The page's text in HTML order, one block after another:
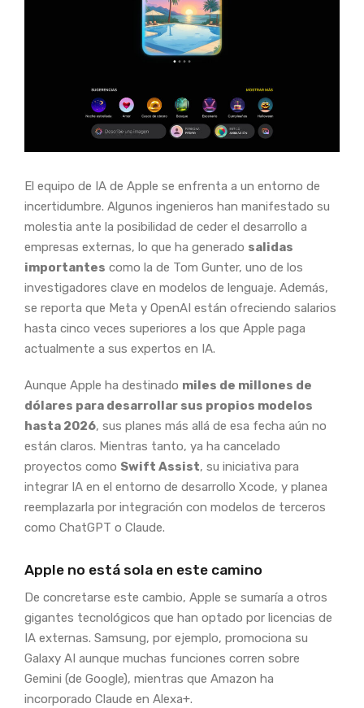
El equipo de IA de Apple se enfrenta a un entorno de
incertidumbre. Algunos ingenieros han manifestado su
molestia ante la posibilidad de ceder el desarrollo a
empresas externas, lo que ha generado salidas
importantes como la de Tom Gunter, uno de los
investigadores clave en modelos de lenguaje. Además,
se reporta que Meta y OpenAI están ofreciendo salarios
hasta cinco veces superiores a los que Apple paga
actualmente a sus expertos en IA.
Aunque Apple ha destinado miles de millones de
dólares para desarrollar sus propios modelos
hasta 2026, sus planes más allá de esa fecha aún no
están claros. Mientras tanto, ya ha cancelado
proyectos como Swift Assist, su iniciativa para
integrar IA en el entorno de desarrollo Xcode, y planea
reemplazarla por integración con modelos de terceros
como ChatGPT o Claude.
Apple no está sola en este camino
De concretarse este cambio, Apple se sumaría a otros
gigantes tecnológicos que han optado por licencias de
IA externas. Samsung, por ejemplo, promociona su
Galaxy AI aunque muchas funciones corren sobre
Gemini (de Google), mientras que Amazon ha
incorporado Claude en Alexa+.